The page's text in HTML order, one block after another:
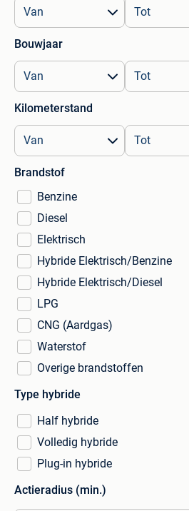
Bouwjaar
Kilometerstand
Brandstof
Benzine
Diesel
Elektrisch
Hybride Elektrisch/Benzine
Hybride Elektrisch/Diesel
LPG
CNG (Aardgas)
Waterstof
Overige brandstoffen
Type hybride
Half hybride
Volledig hybride
Plug-in hybride
Actieradius (min.)